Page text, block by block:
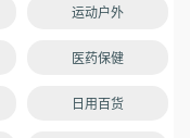
运动户外
医药保健
日用百货